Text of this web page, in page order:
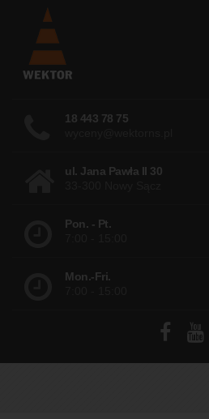
18 443 78 75
ul. Jana Pawła II 30
Pon. - Pt.
Mon.-Fri.